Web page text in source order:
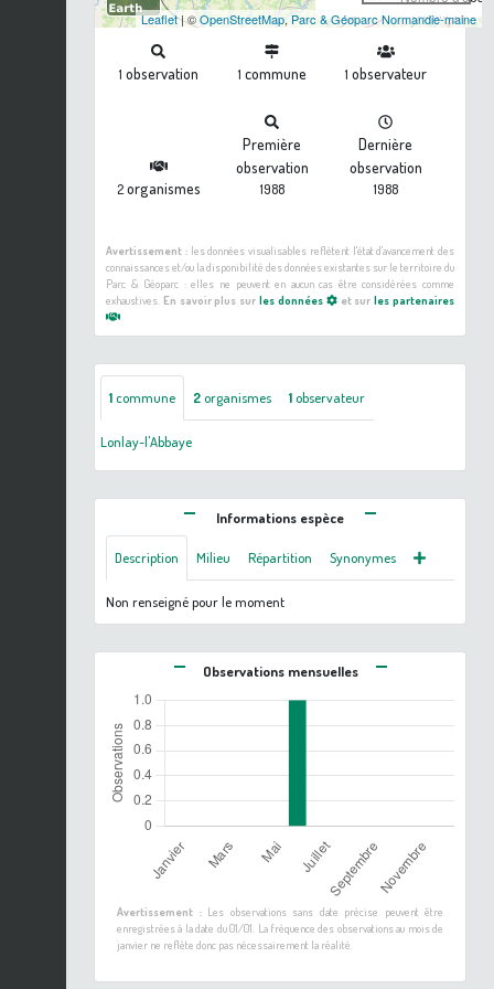
Leaflet| ©OpenStreetMap, Parc & Géoparc Normandie-maine
1 observation 1 commune 1 observateur
2organismes
Première
observation
1988
Dernière
observation
1988
Avertissement :les données visualisables reflètent l'état d'avancement des
connaissances et/ou la disponibilité des données existantes sur le territoire du
Parc & Géoparc : elles ne peuvent en aucun cas être considérées comme
exhaustives. En savoir plus sur les données et surles partenaires
1commune 2organismes 1observateur
Lonlay-l'Abbaye
Informations espèce
Description Milieu Répartition Synonymes
Non renseigné pour le moment
Observations mensuelles
Avertissement :Les observations sans date précise peuvent être
enregistrées à la date du 01/01. La fréquence des observations au mois de
janvier ne reflète donc pas nécessairement la réalité.